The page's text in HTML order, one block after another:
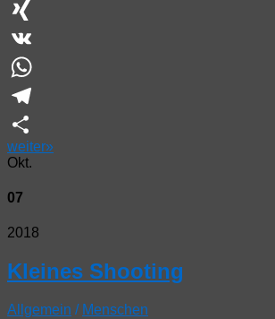
Pinterest
XING
VK
WhatsApp
Telegram
Teilen
weiter»
Okt.
07
2018
Kleines Shooting
Allgemein / Menschen